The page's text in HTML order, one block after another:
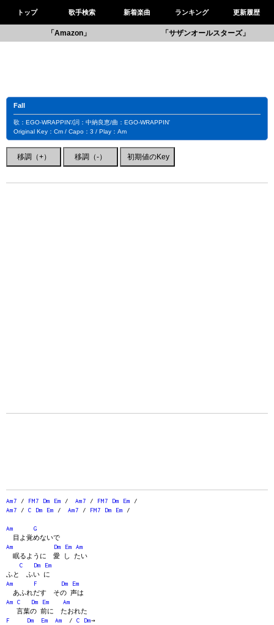
トップ 歌手検索 新着楽曲 ランキング 更新履歴
「Amazon」 「サザンオールスターズ」
Fall
歌：EGO-WRAPPIN'/詞：中納良恵/曲：EGO-WRAPPIN'
Original Key：Cm / Capo：3 / Play：Am
Am7 / FM7 Dm Em / Am7 / FM7 Dm Em /
Am7 / C Dm Em / Am7 / FM7 Dm Em /
Am
G
目よ覚めないで
Am
Dm Em
Am
眠るように 愛 し たい
C
Dm
Em
ふと ふい に
Am
F Dm
Em
あふれだす その 声は
Am
C Dm Em
Am
言葉の 前に たおれた
F
Dm Em Am / C Dm→